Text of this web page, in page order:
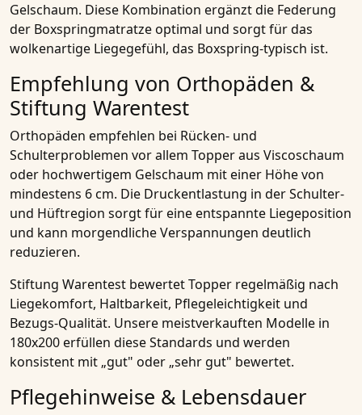
Gelschaum. Diese Kombination ergänzt die Federung
der Boxspringmatratze optimal und sorgt für das
wolkenartige Liegegefühl, das Boxspring-typisch ist.
Empfehlung von Orthopäden &
Stiftung Warentest
Orthopäden empfehlen bei Rücken- und
Schulterproblemen vor allem Topper aus Viscoschaum
oder hochwertigem Gelschaum mit einer Höhe von
mindestens 6 cm. Die Druckentlastung in der Schulter-
und Hüftregion sorgt für eine entspannte Liegeposition
und kann morgendliche Verspannungen deutlich
reduzieren.
Stiftung Warentest bewertet Topper regelmäßig nach
Liegekomfort, Haltbarkeit, Pflegeleichtigkeit und
Bezugs-Qualität. Unsere meistverkauften Modelle in
180x200 erfüllen diese Standards und werden
konsistent mit „gut" oder „sehr gut" bewertet.
Pflegehinweise & Lebensdauer